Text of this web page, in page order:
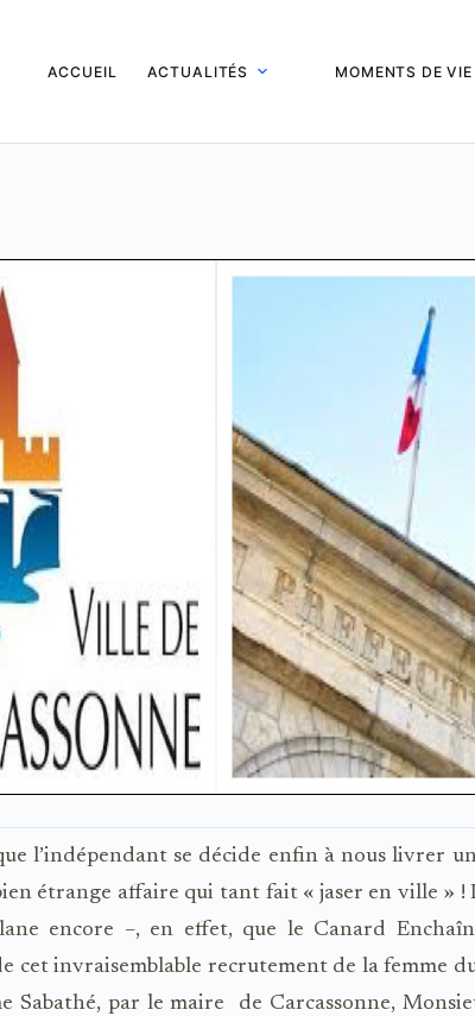
ACCUEIL ACTUALITÉS MOMENTS DE VIE
l’indépendant se décide enfin à nous livrer
étrange affaire qui tant fait « jaser en ville » !
encore –, en effet, que le Canard
cet invraisemblable recrutement de la femme
Sabathé, par le maire
de Carcassonne,